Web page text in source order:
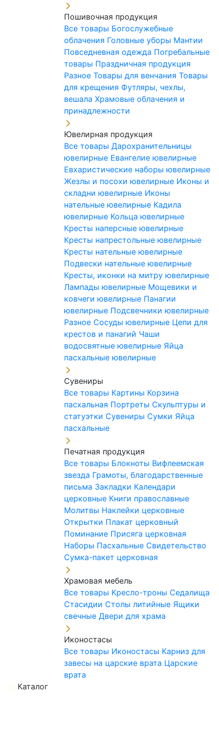
Пошивочная продукция
Все товары Богослужебные
облачения Головные уборы Мантии
Повседневная одежда Погребальные
товары Праздничная продукция
Разное Товары для венчания Товары
для крещения Футляры, чехлы,
вешала Храмовые облачения и
принадлежности
Ювелирная продукция
Все товары Дарохранительницы
ювелирные Евангелие ювелирные
Евхаристические наборы ювелирные
Жезлы и посохи ювелирные Иконы и
складни ювелирные Иконы
нательные ювелирные Кадила
ювелирные Кольца ювелирные
Кресты наперсные ювелирные
Кресты напрестольные ювелирные
Кресты нательные ювелирные
Подвески нательные ювелирные
Кресты, иконки на митру ювелирные
Лампады ювелирные Мощевики и
ковчеги ювелирные Панагии
ювелирные Подсвечники ювелирные
Разное Сосуды ювелирные Цепи для
крестов и панагий Чаши
водосвятные ювелирные Яйца
пасхальные ювелирные
Сувениры
Все товары Картины Корзина
пасхальная Портреты Скульптуры и
статуэтки Сувениры Сумки Яйца
пасхальные
Печатная продукция
Все товары Блокноты Вифлеемская
звезда Грамоты, благодарственные
письма Закладки Календари
церковные Книги православные
Молитвы Наклейки церковные
Открытки Плакат церковный
Поминание Присяга церковная
Наборы Пасхальные Свидетельство
Сумка-пакет церковная
Храмовая мебель
Все товары Кресло-троны Седалища
Стасидии Столы литийные Ящики
свечные Двери для храма
Иконостасы
Все товары Иконостасы Карниз для
завесы на царские врата Царские
врата
Каталог